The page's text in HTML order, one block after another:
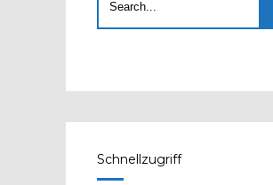
Schnellzugriff